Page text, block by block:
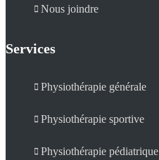
Nous joindre
Services
Physiothérapie générale
Physiothérapie sportive
Physiothérapie pédiatrique